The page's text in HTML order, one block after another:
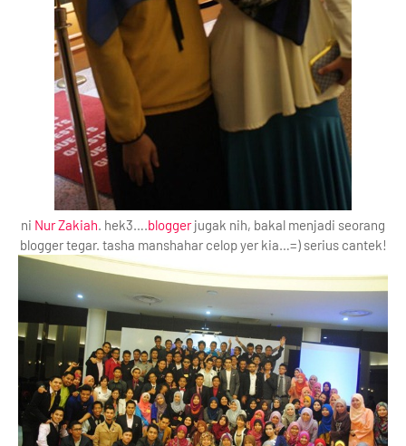
ni Nur Zakiah . hek3…. bloggerjugak nih, bakal menjadi seorang
blogger tegar. tasha manshahar celop yer kia…=) serius cantek!